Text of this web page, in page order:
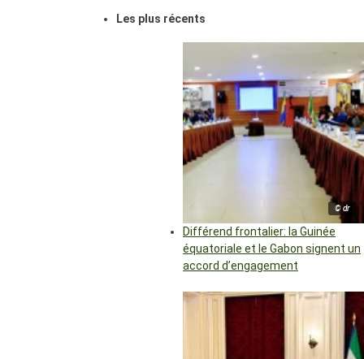
Les plus récents
© dr
Différend frontalier: la Guinée
équatoriale et le Gabon signent un
accord d’engagement